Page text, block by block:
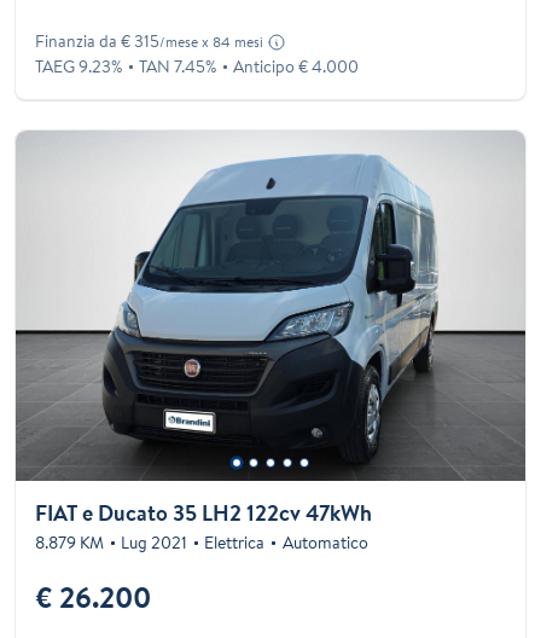
Finanzia da € 315/mese x 84 mesi
TAEG 9.23% TAN 7.45% Anticipo € 4.000
FIAT e Ducato 35 LH2 122cv 47kWh
8.879 KM Lug 2021 Elettrica Automatico
€ 26.200